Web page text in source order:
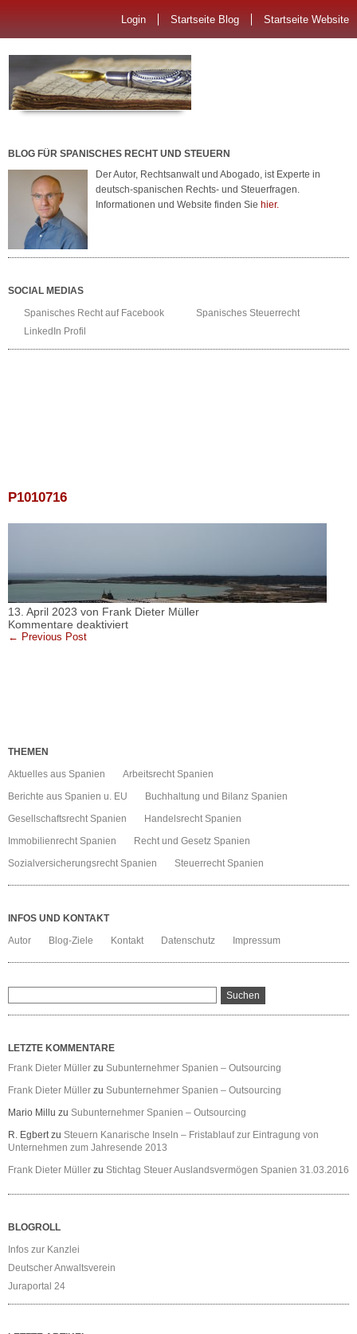
Login Startseite Blog Startseite Website
BLOG FÜR SPANISCHES RECHT UND STEUERN
Der Autor, Rechtsanwalt und Abogado, ist Experte in
deutsch-spanischen Rechts- und Steuerfragen.
Informationen und Website finden Sie hier.
SOCIAL MEDIAS
Spanisches Recht auf Facebook
Spanisches Steuerrecht
LinkedIn Profil
P1010716
13. April 2023 von Frank Dieter Müller
Kommentare deaktiviertfür
← Previous Post
THEMEN
Aktuelles aus Spanien
Arbeitsrecht Spanien
Berichte aus Spanien u. EU
Buchhaltung und Bilanz Spanien
Gesellschaftsrecht Spanien
Handelsrecht Spanien
Immobilienrecht Spanien
Recht und Gesetz Spanien
Sozialversicherungsrecht Spanien
Steuerrecht Spanien
INFOS UND KONTAKT
Autor
Blog-Ziele Kontakt Datenschutz Impressum
LETZTE KOMMENTARE
Frank Dieter Müller zu Subunternehmer Spanien – Outsourcing
Frank Dieter Müller zu Subunternehmer Spanien – Outsourcing
Mario Millu zu Subunternehmer Spanien – Outsourcing
R. Egbertzu Steuern Kanarische Inseln – Fristablauf zur Eintragung von
Unternehmen zum Jahresende 2013
Frank Dieter Müller zu Stichtag Steuer Auslandsvermögen Spanien 31.03.2016
BLOGROLL
Infos zur Kanzlei
Deutscher Anwaltsverein
Juraportal 24